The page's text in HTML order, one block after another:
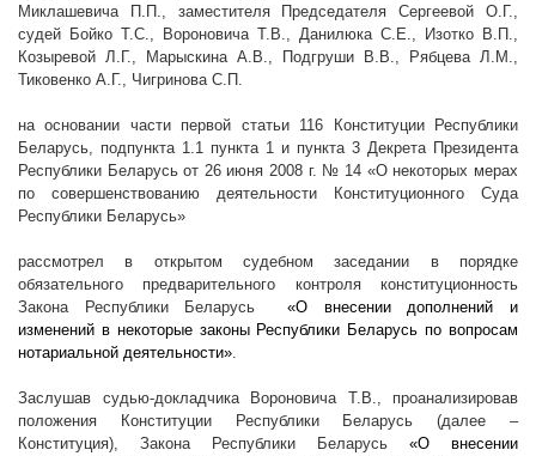
Миклашевича П.П., заместителя Председателя Сергеевой О.Г.,
судей Бойко Т.С., Вороновича Т.В., Данилюка С.Е., Изотко В.П.,
Козыревой Л.Г., Марыскина А.В., Подгруши В.В., Рябцева Л.М.,
Тиковенко А.Г., Чигринова С.П.
на основании части первой статьи 116 Конституции Республики
Беларусь, подпункта 1.1 пункта 1 и пункта 3 Декрета Президента
Республики Беларусь от 26 июня 2008 г. № 14 «О некоторых мерах
по совершенствованию деятельности Конституционного Суда
Республики Беларусь»
рассмотрел в открытом судебном заседании в порядке
обязательного предварительного контроля конституционность
Закона Республики Беларусь
«О внесении дополнений и
изменений в некоторые законы Республики Беларусь по вопросам
нотариальной деятельности».
Заслушав судью-докладчика Вороновича Т.В., проанализировав
положения Конституции Республики Беларусь (далее –
Конституция), Закона Республики Беларусь «О внесении